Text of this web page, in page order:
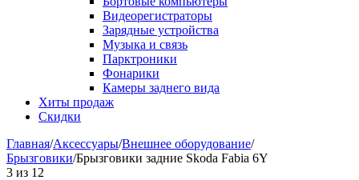
Видеорегистраторы
Зарядные устройства
Музыка и связь
Парктроники
Фонарики
Камеры заднего вида
Хиты продаж
Скидки
Главная/Аксессуары/Внешнее оборудование/
Брызговики/Брызговики задние Skoda Fabia 6Y
3 из 12